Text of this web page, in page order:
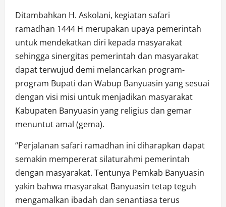
Ditambahkan H. Askolani, kegiatan safari
ramadhan 1444 H merupakan upaya pemerintah
untuk mendekatkan diri kepada masyarakat
sehingga sinergitas pemerintah dan masyarakat
dapat terwujud demi melancarkan program-
program Bupati dan Wabup Banyuasin yang sesuai
dengan visi misi untuk menjadikan masyarakat
Kabupaten Banyuasin yang religius dan gemar
menuntut amal (gema).
“Perjalanan safari ramadhan ini diharapkan dapat
semakin mempererat silaturahmi pemerintah
dengan masyarakat. Tentunya Pemkab Banyuasin
yakin bahwa masyarakat Banyuasin tetap teguh
mengamalkan ibadah dan senantiasa terus